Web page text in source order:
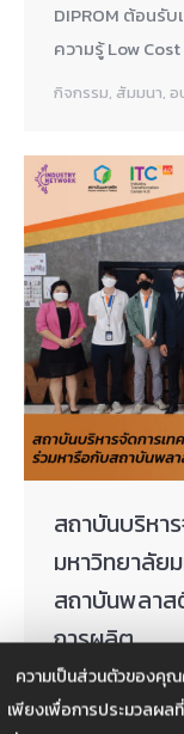
ความเป็นส่วนตัวของคุ
เพียงเพื่อการประมวลผ
DIPROM ต้อนรั
ความรู้ Low
กิจกรรม, สัมมนา, อ
สถาบันบริหา
มหาวิทยาลัย
สถาบันพลาส
การผลิต
การแข่งขันของธุ
ถึงการปรับตัวใ